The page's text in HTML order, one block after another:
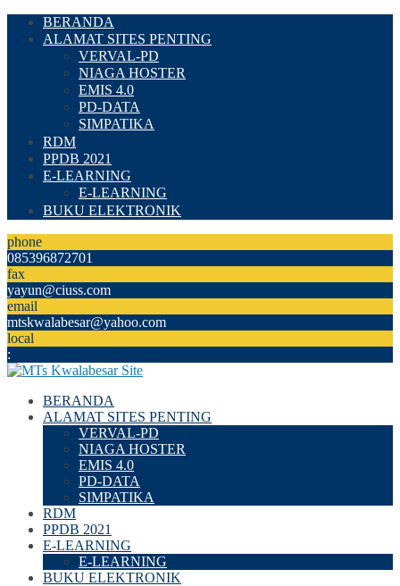
BERANDA
ALAMAT SITES PENTING
VERVAL-PD
NIAGA HOSTER
EMIS 4.0
PD-DATA
SIMPATIKA
RDM
PPDB 2021
E-LEARNING
E-LEARNING
BUKU ELEKTRONIK
phone
085396872701
fax
yayun@ciuss.com
email
mtskwalabesar@yahoo.com
local
:
BERANDA
ALAMAT SITES PENTING
VERVAL-PD
NIAGA HOSTER
EMIS 4.0
PD-DATA
SIMPATIKA
RDM
PPDB 2021
E-LEARNING
E-LEARNING
BUKU ELEKTRONIK